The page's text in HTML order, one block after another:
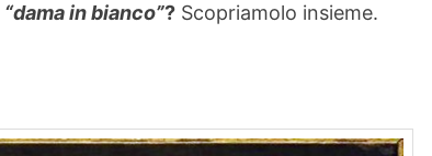
“dama in bianco”? Scopriamolo insieme.